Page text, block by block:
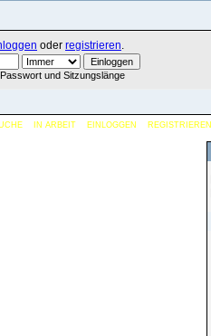
oder registrieren
und Sitzungslänge
IN ARBEIT EINLOGGEN REGISTRIEREN